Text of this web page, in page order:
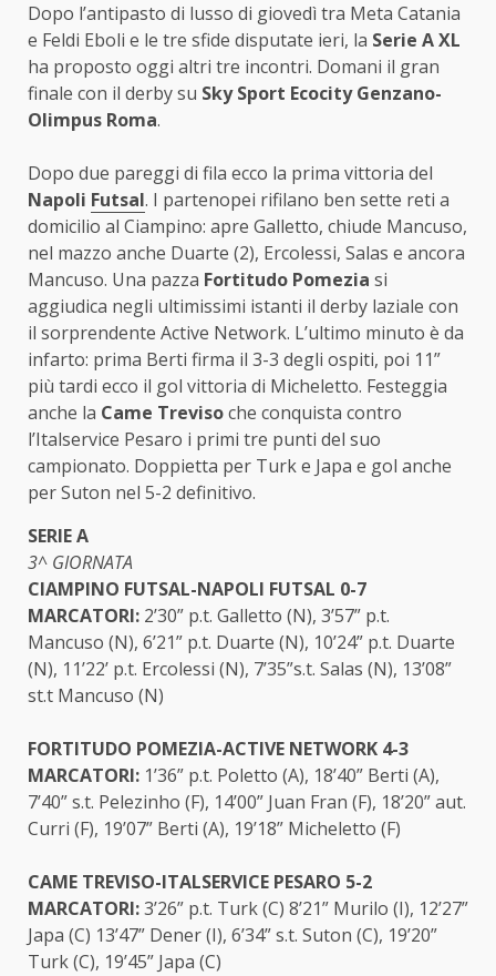
Dopo l’antipasto di lusso di giovedì tra Meta Catania
e Feldi Eboli e le tre sfide disputate ieri, la Serie A XL
ha proposto oggi altri tre incontri. Domani il gran
finale con il derby su Sky Sport Ecocity Genzano-
Olimpus Roma.
Dopo due pareggi di fila ecco la prima vittoria del
Napoli Futsal. I partenopei rifilano ben sette reti a
domicilio al Ciampino: apre Galletto, chiude Mancuso,
nel mazzo anche Duarte (2), Ercolessi, Salas e ancora
Mancuso. Una pazza Fortitudo Pomezia si
aggiudica negli ultimissimi istanti il derby laziale con
il sorprendente Active Network. L’ultimo minuto è da
infarto: prima Berti firma il 3-3 degli ospiti, poi 11”
più tardi ecco il gol vittoria di Micheletto. Festeggia
anche la Came Trevisoche conquista contro
l’Italservice Pesaro i primi tre punti del suo
campionato. Doppietta per Turk e Japa e gol anche
per Suton nel 5-2 definitivo.
SERIE A
3^ GIORNATA
CIAMPINO FUTSAL-NAPOLI FUTSAL 0-7
MARCATORI: 2’30” p.t. Galletto (N), 3’57” p.t.
Mancuso (N), 6’21” p.t. Duarte (N), 10’24” p.t. Duarte
(N), 11’22’ p.t. Ercolessi (N), 7’35”s.t. Salas (N), 13’08”
st.t Mancuso (N)
FORTITUDO POMEZIA-ACTIVE NETWORK 4-3
MARCATORI: 1’36” p.t. Poletto (A), 18’40” Berti (A),
7’40” s.t. Pelezinho (F), 14’00” Juan Fran (F), 18’20” aut.
Curri (F), 19’07” Berti (A), 19’18” Micheletto (F)
CAME TREVISO-ITALSERVICE PESARO 5-2
MARCATORI:3’26” p.t. Turk (C) 8’21” Murilo (I), 12’27”
Japa (C) 13’47” Dener (I), 6’34” s.t. Suton (C), 19’20”
Turk (C), 19’45” Japa (C)